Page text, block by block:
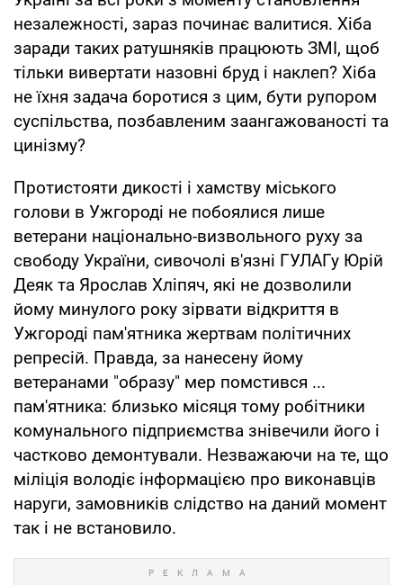
незалежності, зараз починає валитися. Хіба
заради таких ратушняків працюють ЗМІ, щоб
тільки вивертати назовні бруд і наклеп? Хіба
не їхня задача боротися з цим, бути рупором
суспільства, позбавленим заангажованості та
цинізму?
Протистояти дикості і хамству міського
голови в Ужгороді не побоялися лише
ветерани національно-визвольного руху за
свободу України, сивочолі в'язні ГУЛАГу Юрій
Деяк та Ярослав Хліпяч, які не дозволили
йому минулого року зірвати відкриття в
Ужгороді пам'ятника жертвам політичних
репресій. Правда, за нанесену йому
ветеранами "образу" мер помстився ...
пам'ятника: близько місяця тому робітники
комунального підприємства знівечили його і
частково демонтували. Незважаючи на те, що
міліція володіє інформацією про виконавців
наруги, замовників слідство на даний момент
так і не встановило.